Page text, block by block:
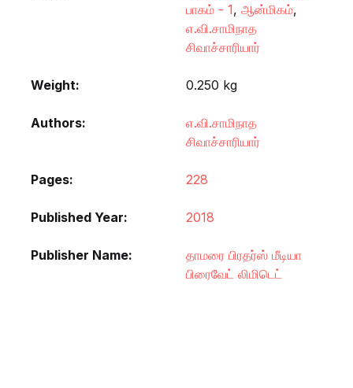
பாகம் - 1, ஆன்மிகம்,
எ.வி.சாமிநாத
சிவாச்சாரியார்
Weight 0.250 kg
Authors
எ.வி.சாமிநாத
சிவாச்சாரியார்
Pages 228
Published Year 2018
Publisher Name
தாமரை பிரதர்ஸ் மீடியா
பிரைவேட் லிமிடெட்